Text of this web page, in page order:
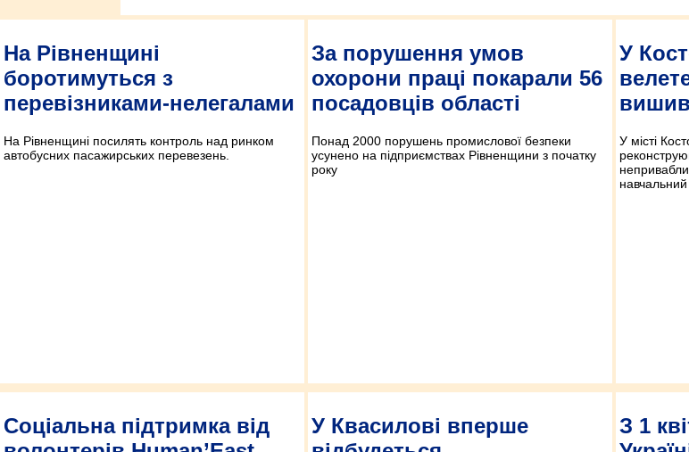
На Рівненщині
боротимуться з
перевізниками-нелегалами
На Рівненщині посилять контроль над ринком
автобусних пасажирських перевезень.
За порушення умов
охорони праці покарали 56
посадовців області
Понад 2000 порушень промислової безпеки
усунено на підприємствах Рівненщини з початку
року
У
У місті
навчальний
Соціальна підтримка від
У Квасилові вперше
З 1